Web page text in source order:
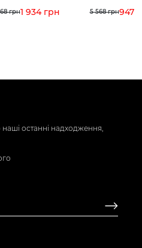
грн1 934 грн 5 568 грн947
останні надходження,